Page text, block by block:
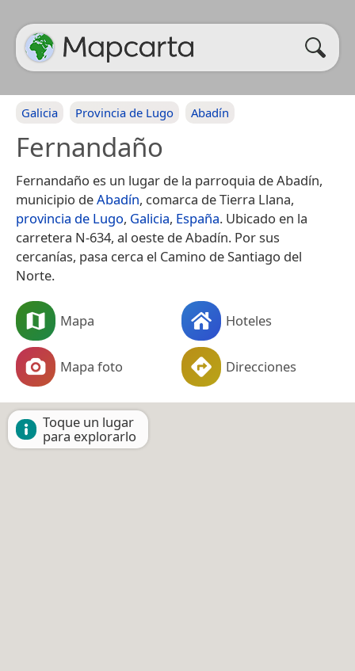
Galicia Provincia de Lugo Abadín
Fernandaño
Fernandaño es un lugar de la parroquia de Abadín,
municipio deAbadín, comarca de Tierra Llana,
provincia de Lugo, Galicia, España. Ubicado en la
carretera N-634, al oeste de Abadín. Por sus
cercanías, pasa cerca el Camino de Santiago del
Norte.
Mapa Hoteles
Mapa foto Direcciones
Toque un lugar
para explorarlo